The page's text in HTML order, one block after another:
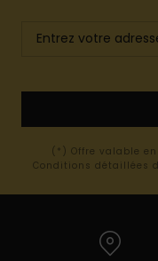
(*) Offre valable
Conditions détaillées